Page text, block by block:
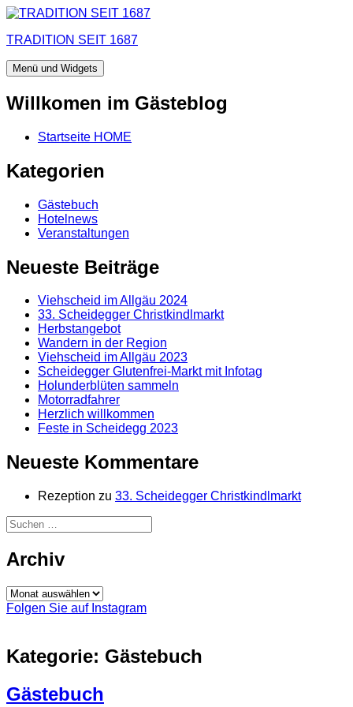
Zum
springen
TRADITION SEIT 1687
Menü und Widgets
Willkomen im Gästeblog
Startseite HOME
Kategorien
Gästebuch
Hotelnews
Veranstaltungen
Neueste Beiträge
Viehscheid im Allgäu 2024
33. Scheidegger Christkindlmarkt
Herbstangebot
Wandern in der Region
Viehscheid im Allgäu 2023
Scheidegger Glutenfrei-Markt mit Infotag
Holunderblüten sammeln
Motorradfahrer
Herzlich willkommen
Feste in Scheidegg 2023
Neueste Kommentare
Rezeption zu 33. Scheidegger Christkindlmarkt
Suchen
nach:
Archiv
Archiv
Folgen Sie auf Instagram
Kategorie: Gästebuch
Gästebuch